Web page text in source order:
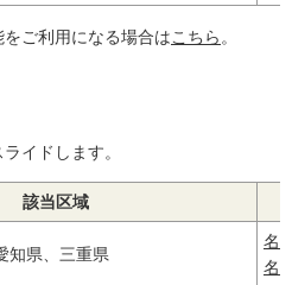
ご利用になる場合はこちら 。
イドします。
該当区域
知県、三重県
名
名